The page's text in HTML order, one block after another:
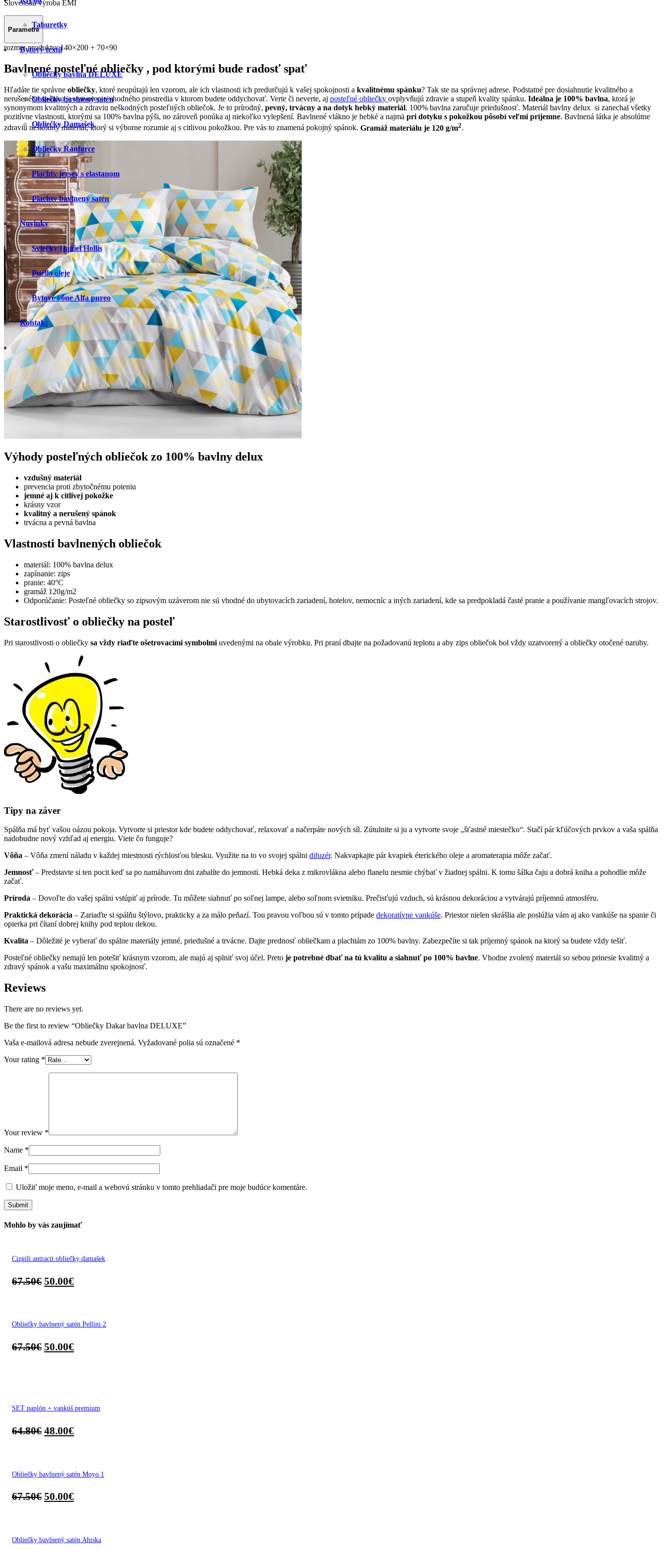
Taburetky
Bytový textil
Obliečky bavlna DELUXE
Obliečky bavlnený satén
Obliečky Damašek
Obliečky Ranforce
Plachty jersey s elastanom
Plachty bavlnený satén
Novinky
Sviečky Haniel Hollis
Puella oleje
Bytové vône Alfa pureo
Kontakt
Slovenská výroba EMI
Parametre
rozmer produktu:140×200 + 70×90
Bavlnené posteľné obliečky , pod ktorými bude radosť spať
Hľadáte tie správne obliečky, ktoré neupútajú len vzorom, ale ich vlastnosti ich predurčujú k vašej spokojnosti a kvalitnému spánku? Tak ste na správnej adrese. Podstatné pre dosiahnutie kvalitného a
nerušeného spánku je vytvorenie vhodného prostredia v ktorom budete oddychovať. Verte či neverte, aj posteľné obliečky ovplyvňujú zdravie a stupeň kvality spánku. Ideálna je 100% bavlna, ktorá je
synonymom kvalitných a zdraviu neškodných posteľných obliečok. Je to prírodný, pevný, trvácny a na dotyk hebký materiál. 100% bavlna zaručuje priedušnosť. Materiál bavlny delux si zanechal všetky
pozitívne vlastnosti, ktorými sa 100% bavlna pýši, no zároveň ponúka aj niekoľko vylepšení. Bavlnené vlákno je hebké a najmä pri dotyku s pokožkou pôsobí veľmi príjemne. Bavlnená látka je absolútne
zdraviu neškodný materiál, ktorý si výborne rozumie aj s citlivou pokožkou. Pre vás to znamená pokojný spánok. Gramáž materiálu je 120 g/m2.
Výhody posteľných obliečok zo 100% bavlny delux
vzdušný materiál
prevencia proti zbytočnému poteniu
jemné aj k citlivej pokožke
krásny vzor
kvalitný a nerušený spánok
trvácna a pevná bavlna
Vlastnosti bavlnených obliečok
materiál: 100% bavlna delux
zapínanie: zips
pranie: 40°C
gramáž 120g/m2
Odporúčanie: Posteľné obliečky so zipsovým uzáverom nie sú vhodné do ubytovacích zariadení, hotelov, nemocníc a iných zariadení, kde sa predpokladá časté pranie a používanie mangľovacích strojov.
Starostlivosť o obliečky na posteľ
Pri starostlivosti o obliečky sa vždy riaďte ošetrovacími symbolmi uvedenými na obale výrobku. Pri praní dbajte na požadovanú teplotu a aby zips obliečok bol vždy uzatvorený a obliečky otočené naruby.
Tipy na záver
Spálňa má byť vašou oázou pokoja. Vytvorte si priestor kde budete oddychovať, relaxovať a načerpáte nových síl. Zútulnite si ju a vytvorte svoje „šťastné miestečko“. Stačí pár kľúčových prvkov a vaša spálňa
nadobudne nový vzhľad aj energiu. Viete čo funguje?
Vôňa – Vôňa zmení náladu v každej miestnosti rýchlosťou blesku. Využite na to vo svojej spálni difuzér. Nakvapkajte pár kvapiek éterického oleje a aromaterapia môže začať.
Jemnosť– Predstavte si ten pocit keď sa po namáhavom dni zabalíte do jemnosti. Hebká deka z mikrovlákna alebo flanelu nesmie chýbať v žiadnej spálni. K tomu šálka čaju a dobrá kniha a pohodlie môže
začať.
Príroda – Dovoľte do vašej spálni vstúpiť aj prírode. Tu môžete siahnuť po soľnej lampe, alebo soľnom svietniku. Prečisťujú vzduch, sú krásnou dekoráciou a vytvárajú príjemnú atmosféru.
Praktická dekorácia – Zariaďte si spálňu štýlovo, prakticky a za málo peňazí. Tou pravou voľbou sú v tomto prípade dekoratívne vankúše. Priestor nielen skrášlia ale poslúžia vám aj ako vankúše na spanie či
opierka pri čítaní dobrej knihy pod teplou dekou.
Kvalita – Dôležité je vyberať do spálne materiály jemné, priedušné a trvácne. Dajte prednosť obliečkam a plachtám zo 100% bavlny. Zabezpečíte si tak príjemný spánok na ktorý sa budete vždy tešiť.
Posteľné obliečky nemajú len potešiť krásnym vzorom, ale majú aj splniť svoj účel. Preto je potrebné dbať na tú kvalitu a siahnuť po 100% bavlne. Vhodne zvolený materiál so sebou prinesie kvalitný a
zdravý spánok a vašu maximálnu spokojnosť.
Reviews
There are no reviews yet.
Be the first to review “Obliečky Dakar bavlna DELUXE”
Vaša e-mailová adresa nebude zverejnená. Vyžadované polia sú označené *
Your rating *
Your review *
Name *
Email *
Uložiť moje meno, e-mail a webovú stránku v tomto prehliadači pre moje budúce komentáre.
Mohlo by vás zaujímať
Cizgili antracit obliečky damašek
67.50€ 50.00€
Obliečky bavlnený satén Pellini 2
67.50€ 50.00€
SET paplón + vankúš premium
64.80€ 48.00€
Obliečky bavlnený satén Moyo 1
67.50€ 50.00€
Obliečky bavlnený satén Ahiska